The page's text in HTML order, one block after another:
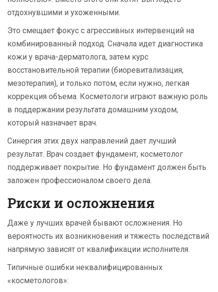
отдохнувшими и ухоженными.
Это смещает фокус с агрессивных интервенций на
комбинированный подход. Сначала идет диагностика
кожи у врача-дерматолога, затем курс
восстановительной терапии (биоревитализация,
мезотерапия), и только потом, если нужно, легкая
коррекция объема. Косметологи играют важную роль
в поддержании результата домашним уходом,
который назначает врач.
Синергия этих двух направлений дает лучший
результат. Врач создает фундамент, косметолог
поддерживает покрытие. Но фундамент должен быть
заложен профессионалом своего дела.
Риски и осложнения
Даже у лучших врачей бывают осложнения. Но
вероятность их возникновения и тяжесть последствий
напрямую зависят от квалификации исполнителя.
Типичные ошибки неквалифицированных
«косметологов»: